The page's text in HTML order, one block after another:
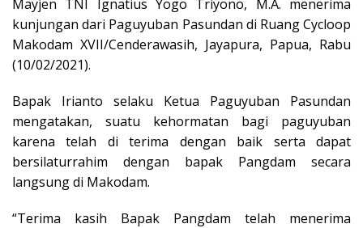
Mayjen TNI Ignatius Yogo Triyono, M.A. menerima
kunjungan dari Paguyuban Pasundan di Ruang Cycloop
Makodam XVII/Cenderawasih, Jayapura, Papua, Rabu
(10/02/2021).
Bapak Irianto selaku Ketua Paguyuban Pasundan
mengatakan, suatu kehormatan bagi paguyuban
karena telah di terima dengan baik serta dapat
bersilaturrahim dengan bapak Pangdam secara
langsung di Makodam.
“Terima kasih Bapak Pangdam telah menerima